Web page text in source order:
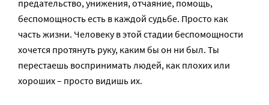
предательство, унижения, отчаяние, помощь,
беспомощность есть в каждой судьбе. Просто как
часть жизни. Человеку в этой стадии беспомощности
хочется протянуть руку, каким бы он ни был. Ты
перестаешь воспринимать людей, как плохих или
хороших – просто видишь их.